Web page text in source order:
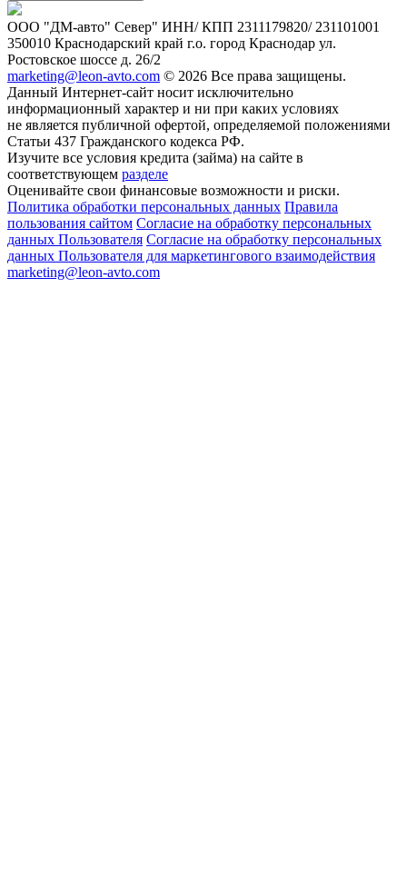
ООО "ДМ-авто" Север" ИНН/ КПП 2311179820/ 231101001
350010 Краснодарский край г.о. город Краснодар ул.
Ростовское шоссе д. 26/2
marketing@leon-avto.com © 2026 Все права защищены.
Данный Интернет-сайт носит исключительно
информационный характер и ни при каких условиях
не является публичной офертой, определяемой положениями
Статьи 437 Гражданского кодекса РФ.
Изучите все условия кредита (займа) на сайте в
соответствующем разделе
Оценивайте свои финансовые возможности и риски.
Политика обработки персональных данных Правила
пользования сайтом Согласие на обработку персональных
данных Пользователя Согласие на обработку персональных
данных Пользователя для маркетингового взаимодействия
marketing@leon-avto.com